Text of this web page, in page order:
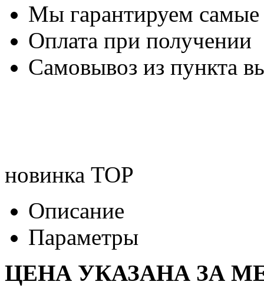
Мы гарантируем
Оплата при получении
Самовывоз из пункта
новинка TOP
Описание
Параметры
ЦЕНА УКАЗАНА ЗА